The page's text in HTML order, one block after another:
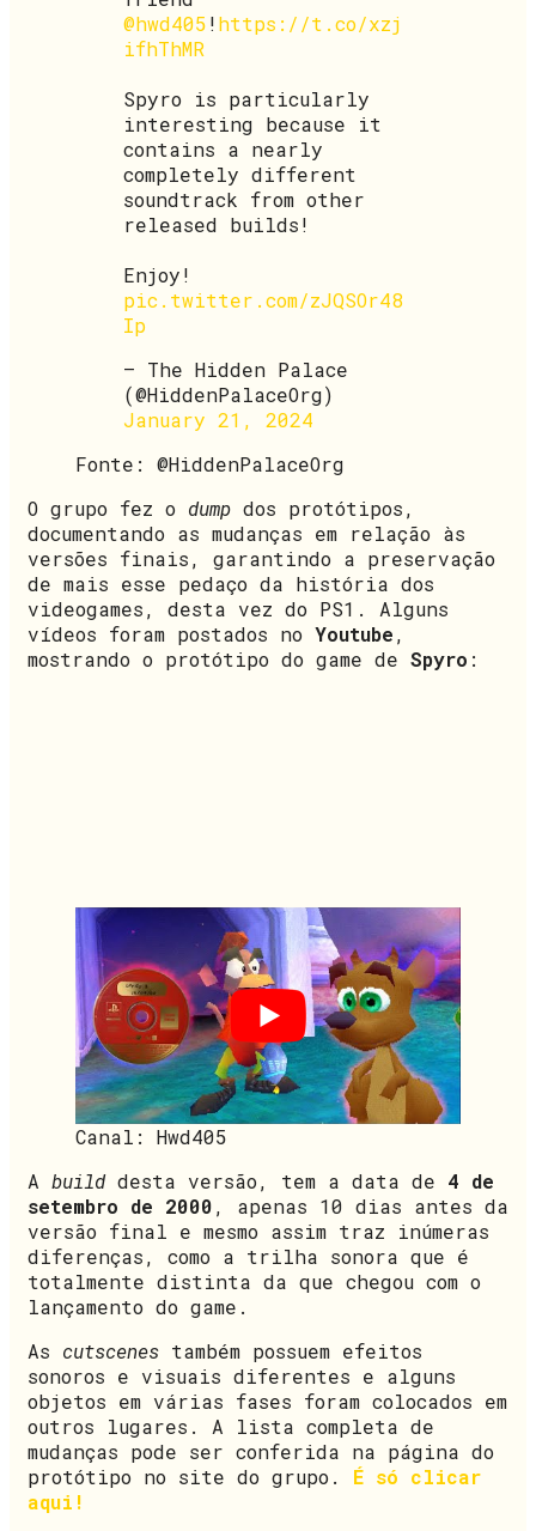
@hwd405!https://t.co/xzj
ifhThMR
Spyro is particularly
interesting because it
contains a nearly
completely different
soundtrack from other
released builds!
Enjoy!
pic.twitter.com/zJQSOr48
Ip
— The Hidden Palace
(@HiddenPalaceOrg)
January 21, 2024
Fonte: @HiddenPalaceOrg
O grupo fez o dump dos protótipos,
documentando as mudanças em relação às
versões finais, garantindo a preservação
de mais esse pedaço da história dos
videogames, desta vez do PS1. Alguns
vídeos foram postados no Youtube,
mostrando o protótipo do game de Spyro :
Canal: Hwd405
A builddesta versão, tem a data de 4 de
setembro de 2000, apenas 10 dias antes da
versão final e mesmo assim traz inúmeras
diferenças, como a trilha sonora que é
totalmente distinta da que chegou com o
lançamento do game.
As cutscenes também possuem efeitos
sonoros e visuais diferentes e alguns
objetos em várias fases foram colocados em
outros lugares. A lista completa de
mudanças pode ser conferida na página do
protótipo no site do grupo. É só clicar
aqui!